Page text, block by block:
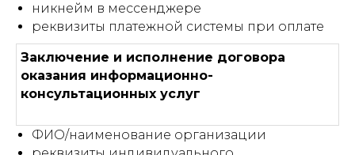
никнейм в мессенджере
реквизиты платежной системы при оплате
Заключение и исполнение договора
оказания информационно-
консультационных услуг
ФИО/наименование организации